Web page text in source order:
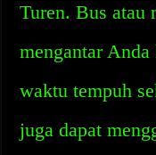
Turen. Bus atau
mengantar
waktu tempuh
juga dapat